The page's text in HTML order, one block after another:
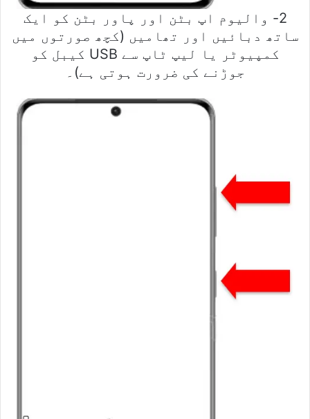
2- والیوم اپ بٹن اور پاور بٹن کو ایک
ساتھ دبائیں اور تھامیں (کچھ صورتوں میں
کمپیوٹر یا لیپ ٹاپ سے USB کیبل کو
جوڑنے کی ضرورت ہوتی ہے)۔